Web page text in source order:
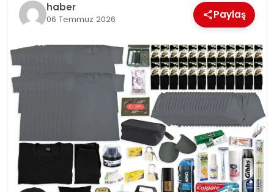
haber
06 Temmuz 2026 Paylaş